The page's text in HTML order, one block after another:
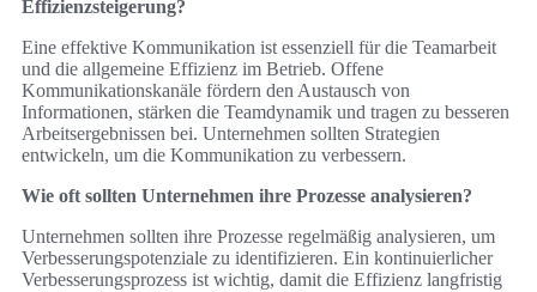
Effizienzsteigerung?
Eine effektive Kommunikation ist essenziell für die Teamarbeit
und die allgemeine Effizienz im Betrieb. Offene
Kommunikationskanäle fördern den Austausch von
Informationen, stärken die Teamdynamik und tragen zu besseren
Arbeitsergebnissen bei. Unternehmen sollten Strategien
entwickeln, um die Kommunikation zu verbessern.
Wie oft sollten Unternehmen ihre Prozesse analysieren?
Unternehmen sollten ihre Prozesse regelmäßig analysieren, um
Verbesserungspotenziale zu identifizieren. Ein kontinuierlicher
Verbesserungsprozess ist wichtig, damit die Effizienz langfristig